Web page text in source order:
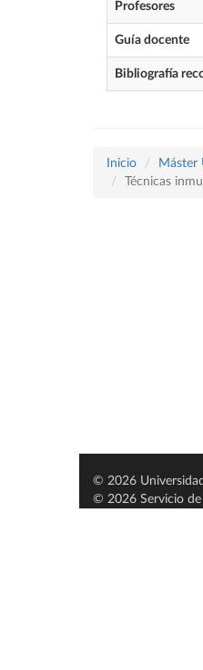
Profesores
Guía docente
Bibliografía
Inicio Máster
Técnicas
© 2026
© 2026 Servicio de